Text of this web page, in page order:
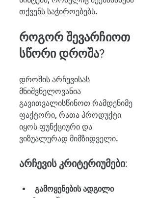
თქვენს საჭიროებებს.
როგორ შევარჩიოთ
სწორი დროშა?
დროშის არჩევისას
მნიშვნელოვანია
გავითვალისწინოთ რამდენიმე
ფაქტორი, რათა პროდუქტი
იყოს ფუნქციური და
ვიზუალურად მიმზიდველი.
არჩევის კრიტერიუმები:
გამოყენების ადგილი